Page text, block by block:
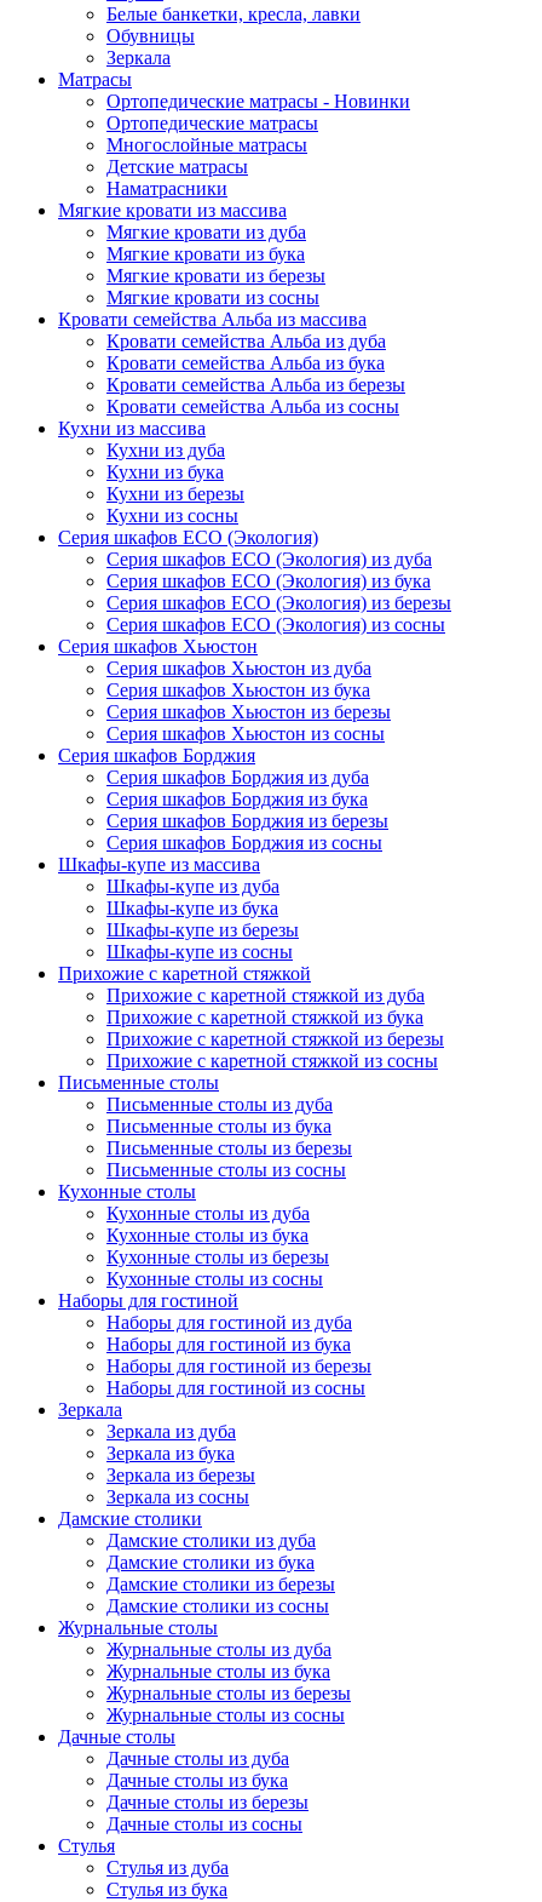
Белые банкетки, кресла, лавки
Обувницы
Зеркала
Матрасы
Ортопедические матрасы - Новинки
Ортопедические матрасы
Многослойные матрасы
Детские матрасы
Наматрасники
Мягкие кровати из массива
Мягкие кровати из дуба
Мягкие кровати из бука
Мягкие кровати из березы
Мягкие кровати из сосны
Кровати семейства Альба из массива
Кровати семейства Альба из дуба
Кровати семейства Альба из бука
Кровати семейства Альба из березы
Кровати семейства Альба из сосны
Кухни из массива
Кухни из дуба
Кухни из бука
Кухни из березы
Кухни из сосны
Серия шкафов ECO (Экология)
Серия шкафов ECO (Экология) из дуба
Серия шкафов ECO (Экология) из бука
Серия шкафов ECO (Экология) из березы
Серия шкафов ECO (Экология) из сосны
Серия шкафов Хьюстон
Серия шкафов Хьюстон из дуба
Серия шкафов Хьюстон из бука
Серия шкафов Хьюстон из березы
Серия шкафов Хьюстон из сосны
Серия шкафов Борджия
Серия шкафов Борджия из дуба
Серия шкафов Борджия из бука
Серия шкафов Борджия из березы
Серия шкафов Борджия из сосны
Шкафы-купе из массива
Шкафы-купе из дуба
Шкафы-купе из бука
Шкафы-купе из березы
Шкафы-купе из сосны
Прихожие с каретной стяжкой
Прихожие с каретной стяжкой из дуба
Прихожие с каретной стяжкой из бука
Прихожие с каретной стяжкой из березы
Прихожие с каретной стяжкой из сосны
Письменные столы
Письменные столы из дуба
Письменные столы из бука
Письменные столы из березы
Письменные столы из сосны
Кухонные столы
Кухонные столы из дуба
Кухонные столы из бука
Кухонные столы из березы
Кухонные столы из сосны
Наборы для гостиной
Наборы для гостиной из дуба
Наборы для гостиной из бука
Наборы для гостиной из березы
Наборы для гостиной из сосны
Зеркала
Зеркала из дуба
Зеркала из бука
Зеркала из березы
Зеркала из сосны
Дамские столики
Дамские столики из дуба
Дамские столики из бука
Дамские столики из березы
Дамские столики из сосны
Журнальные столы
Журнальные столы из дуба
Журнальные столы из бука
Журнальные столы из березы
Журнальные столы из сосны
Дачные столы
Дачные столы из дуба
Дачные столы из бука
Дачные столы из березы
Дачные столы из сосны
Стулья
Стулья из дуба
Стулья из бука